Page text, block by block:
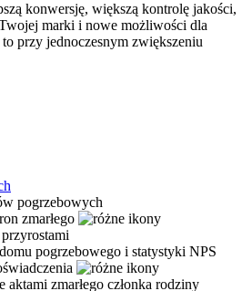
konwersję, większą kontrolę jakości,
marki i nowe możliwości dla
przy jednoczesnym zwiększeniu